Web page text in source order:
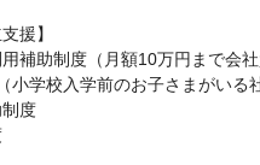
援】
補助制度（月額10万円まで会社
小学校入学前のお子さまがいる
制度